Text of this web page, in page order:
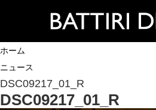
ホーム
ニュース
DSC09217_01_R
DSC09217_01_R